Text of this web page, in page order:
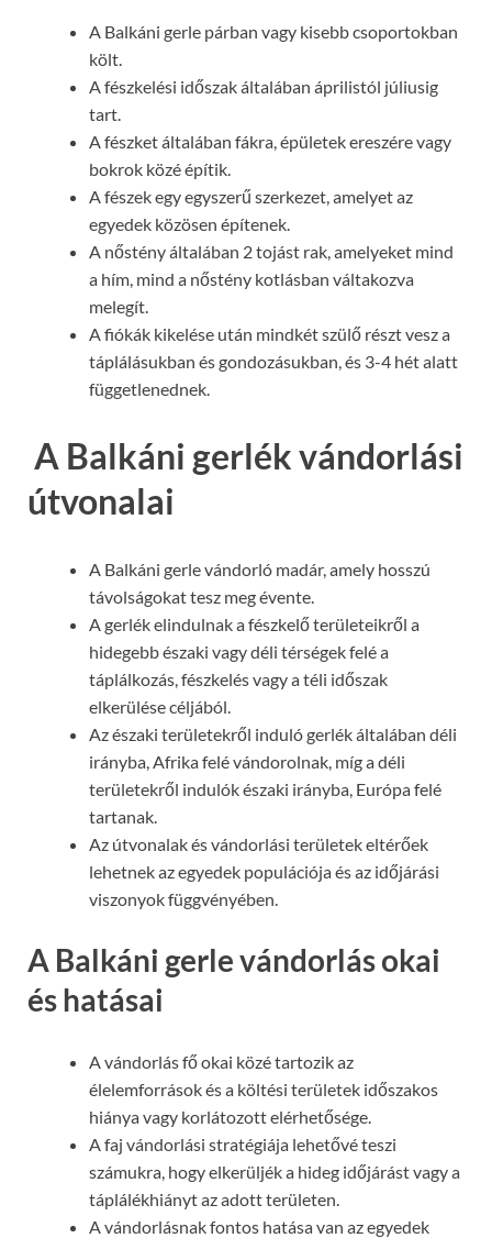
A Balkáni gerle párban vagy kisebb csoportokban
költ.
A fészkelési időszak általában áprilistól júliusig
tart.
A fészket általában fákra, épületek ereszére vagy
bokrok közé építik.
A fészek egy egyszerű szerkezet, amelyet az
egyedek közösen építenek.
A nőstény általában 2 tojást rak, amelyeket mind
a hím, mind a nőstény kotlásban váltakozva
melegít.
A fiókák kikelése után mindkét szülő részt vesz a
táplálásukban és gondozásukban, és 3-4 hét alatt
függetlenednek.
A Balkáni gerlék vándorlási
útvonalai
A Balkáni gerle vándorló madár, amely hosszú
távolságokat tesz meg évente.
A gerlék elindulnak a fészkelő területeikről a
hidegebb északi vagy déli térségek felé a
táplálkozás, fészkelés vagy a téli időszak
elkerülése céljából.
Az északi területekről induló gerlék általában déli
irányba, Afrika felé vándorolnak, míg a déli
területekről indulók északi irányba, Európa felé
tartanak.
Az útvonalak és vándorlási területek eltérőek
lehetnek az egyedek populációja és az időjárási
viszonyok függvényében.
A Balkáni gerle vándorlás okai
és hatásai
A vándorlás fő okai közé tartozik az
élelemforrások és a költési területek időszakos
hiánya vagy korlátozott elérhetősége.
A faj vándorlási stratégiája lehetővé teszi
számukra, hogy elkerüljék a hideg időjárást vagy a
táplálékhiányt az adott területen.
A vándorlásnak fontos hatása van az egyedek